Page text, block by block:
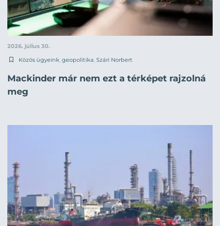
2026. július 30.
Közös ügyeink, geopolitika, Szári Norbert
Mackinder már nem ezt a térképet rajzolná
meg